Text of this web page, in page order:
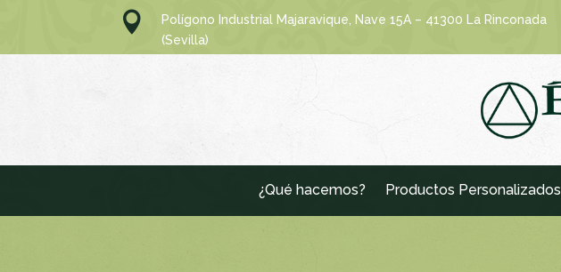

Polígono Industrial Majaravique, Nave 15A – 41300 La Rinconada
(Sevilla)
¿Qué hacemos? Productos Personalizados